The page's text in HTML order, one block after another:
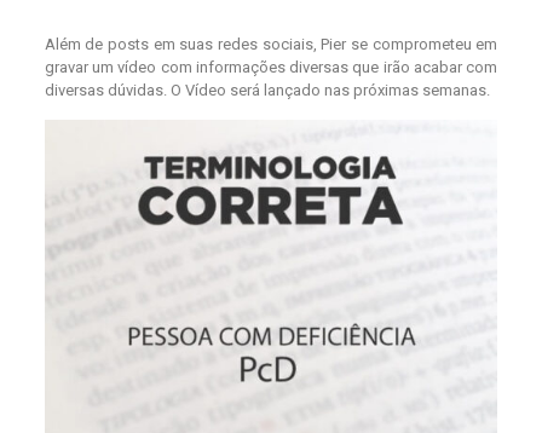
Além de posts em suas redes sociais, Pier se comprometeu em
gravar um vídeo com informações diversas que irão acabar com
diversas dúvidas. O Vídeo será lançado nas próximas semanas.